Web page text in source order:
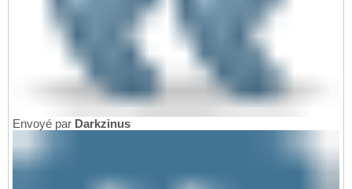
Envoyé par Darkzinus